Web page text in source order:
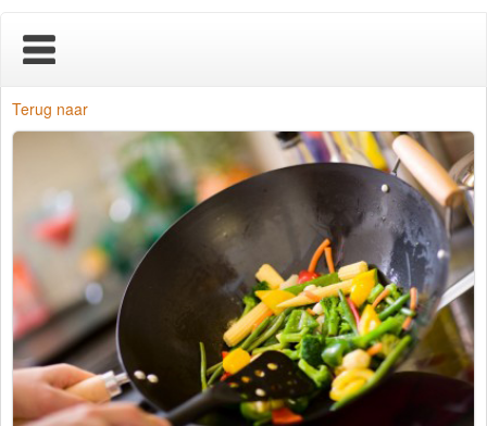
Home
Over ons
Traiteur
Wijn
Contact
Terug naar